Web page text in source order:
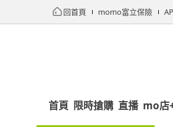
回首頁 momo富立保險
首頁 限時搶購 直播 mo店